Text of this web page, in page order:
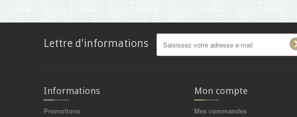
Lettre d'informations
Informations
Promotions
Mon compte
Mes commandes